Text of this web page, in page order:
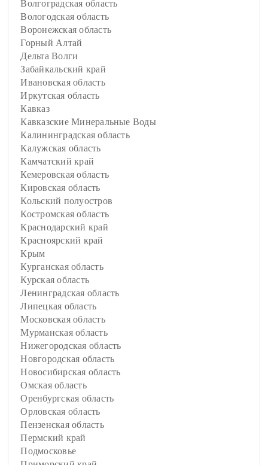
Волгоградская область
Вологодская область
Воронежская область
Горный Алтай
Дельта Волги
Забайкальский край
Ивановская область
Иркутская область
Кавказ
Кавказские Минеральные Воды
Калининградская область
Калужская область
Камчатский край
Кемеровская область
Кировская область
Кольский полуостров
Костромская область
Краснодарский край
Красноярский край
Крым
Курганская область
Курская область
Ленинградская область
Липецкая область
Московская область
Мурманская область
Нижегородская область
Новгородская область
Новосибирская область
Омская область
Оренбургская область
Орловская область
Пензенская область
Пермский край
Подмосковье